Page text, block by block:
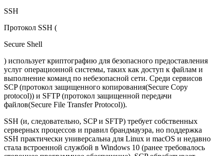
SSH
Протокол SSH (
Secure Shell
) использует криптографию для безопасного предоставления
услуг операционной системы, таких как доступ к файлам и
выполнение команд по небезопасной сети. Среди сервисов
SCP (протокол защищенного копирования(Secure Copy
protocol)) и SFTP (протокол защищенной передачи
файлов(Secure File Transfer Protocol)).
SSH (и, следовательно, SCP и SFTP) требует собственных
серверных процессов и правил брандмауэра, но поддержка
SSH практически универсальна для Linux и macOS и недавно
стала встроенной службой в Windows 10 (ранее требовалось